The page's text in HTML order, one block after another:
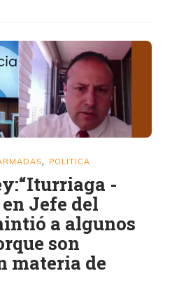
POLITICA
-
Jefe del
a algunos
son
materia de